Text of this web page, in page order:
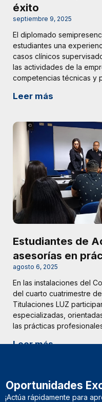
éxito
septiembre 9, 2025
El diplomado
estudiantes una
casos clínicos
las actividades de la
competencias técnicas y
Leer más
Estudiantes de
asesorías en
agosto 6, 2025
En las instalaciones del
del cuarto cuatrimestre
Titulaciones LUZ
especializadas,
las prácticas
Leer más
Oportunidades
¡Actúa rápidamente para